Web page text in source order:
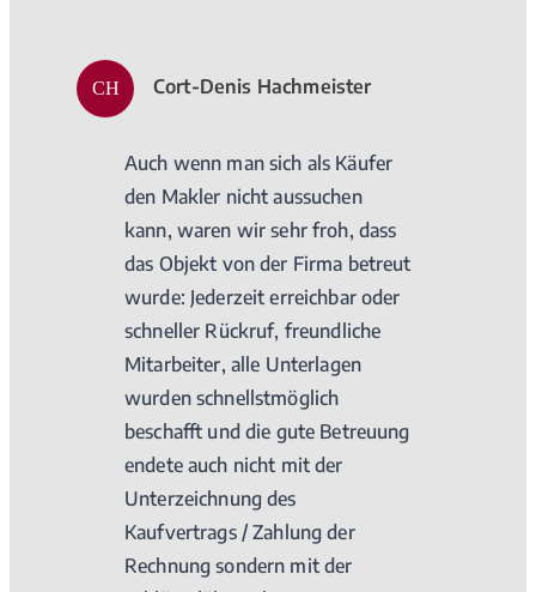
CH Cort-Denis Hachmeister
Auch wenn man sich als Käufer
den Makler nicht aussuchen
kann, waren wir sehr froh, dass
das Objekt von der Firma betreut
wurde: Jederzeit erreichbar oder
schneller Rückruf, freundliche
Mitarbeiter, alle Unterlagen
wurden schnellstmöglich
beschafft und die gute Betreuung
endete auch nicht mit der
Unterzeichnung des
Kaufvertrags / Zahlung der
Rechnung sondern mit der